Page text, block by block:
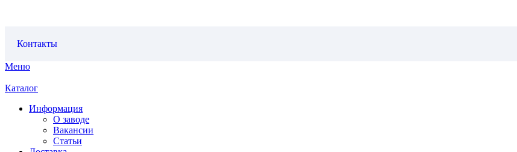
Контакты
Меню
Каталог
Информация
О заводе
Вакансии
Статьи